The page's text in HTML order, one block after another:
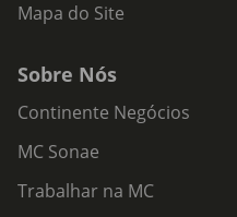
Mapa do Site
Sobre Nós
Continente Negócios
MC Sonae
Trabalhar na MC